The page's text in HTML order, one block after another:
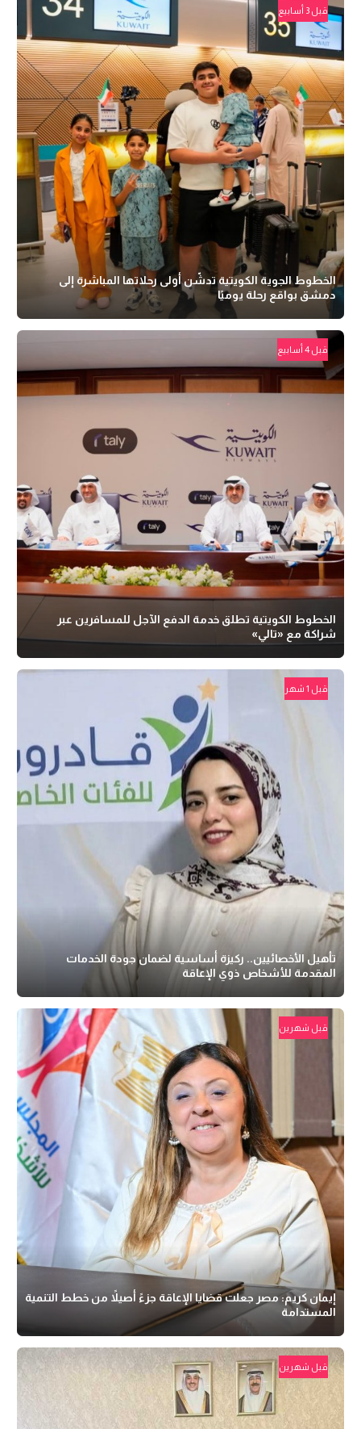
قبل 3 أسابيع
الخطوط الجوية الكويتية تدشّن أولى رحلاتها المباشرة إلى
دمشق بواقع رحلة يوميًا
قبل 4 أسابيع
الخطوط الكويتية تطلق خدمة الدفع الآجل للمسافرين عبر
شراكة مع «تالي»
قبل 1 شهر
تأهيل الأخصائيين.. ركيزة أساسية لضمان جودة الخدمات
المقدمة للأشخاص ذوي الإعاقة
قبل شهرين
إيمان كريم: مصر جعلت قضايا الإعاقة جزءً أصيلاً من خطط التنمية
المستدامة
قبل شهرين